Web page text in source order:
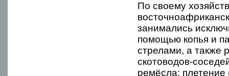
По своему
занимались
помощью копья и
стрелами, а также
скотоводов-
ремёсла: плетение